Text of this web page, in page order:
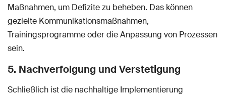
Maßnahmen, um Defizite zu beheben. Das können
gezielte Kommunikationsmaßnahmen,
Trainingsprogramme oder die Anpassung von Prozessen
sein.
5. Nachverfolgung und Verstetigung
Schließlich ist die nachhaltige Implementierung